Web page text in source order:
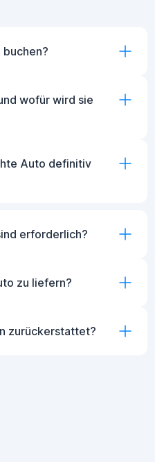
buchen?
wofür wird sie
Auto definitiv
erforderlich?
zu liefern?
zurückerstattet?